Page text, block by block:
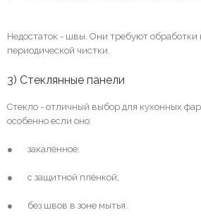
Недостаток - швы. Они требуют обработки
периодической чистки.
3) Стеклянные панели
Стекло - отличный выбор для кухонных
особенно если оно:
● закалённое;
● с защитной плёнкой;
● без швов в зоне мытья.